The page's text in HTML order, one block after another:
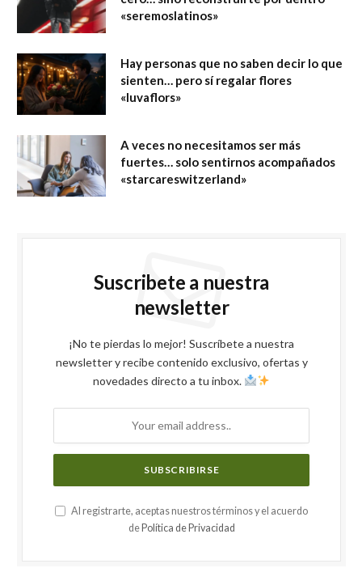
«seremoslatinos»
Hay personas que no saben decir lo que
sienten… pero sí regalar flores
«luvaflors»
A veces no necesitamos ser más
fuertes… solo sentirnos acompañados
«starcareswitzerland»
Suscribete a nuestra
newsletter
¡No te pierdas lo mejor! Suscríbete a nuestra
newsletter y recibe contenido exclusivo, ofertas y
novedades directo a tu inbox.
Al registrarte, aceptas nuestros términos y el acuerdo
de Política de Privacidad